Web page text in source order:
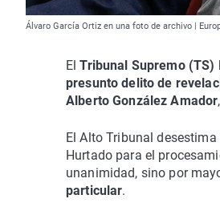
Álvaro García Ortiz en una foto de archivo |
ElTribunal Supremo (TS)
presunto delito de
Alberto González Amador
El Alto Tribunal
Hurtado para el
unanimidad, sino por
particular.